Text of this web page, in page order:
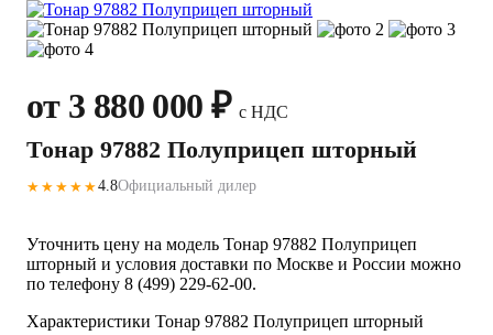
от 3 880 000 ₽с НДС
Тонар 97882 Полуприцеп шторный
★★★★★4.8Официальный дилер
Уточнить цену на модель Тонар 97882 Полуприцеп
шторный и условия доставки по Москве и России можно
по телефону 8 (499) 229-62-00.
Характеристики Тонар 97882 Полуприцеп шторный